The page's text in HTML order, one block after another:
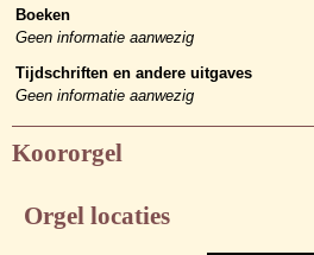
Boeken
Geen informatie aanwezig
Tijdschriften en andere uitgaves
Geen informatie aanwezig
Koororgel
Orgel locaties